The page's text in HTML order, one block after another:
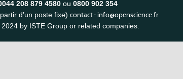
208 879 4580 ou 0800 902 354
d’un poste fixe) contact : info@openscience.fr
by ISTE Group or related companies.